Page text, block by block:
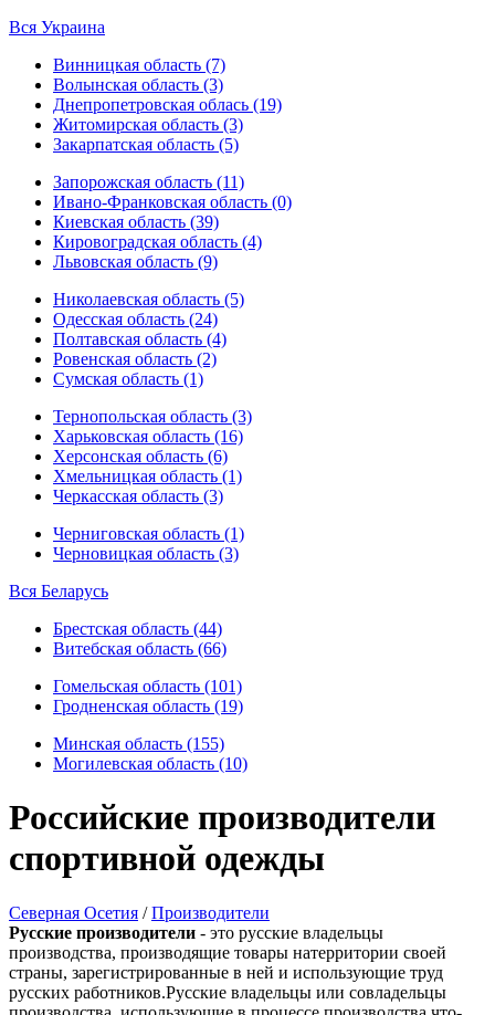
Вся Украина
Винницкая область (7)
Волынская область (3)
Днепропетровская облась (19)
Житомирская область (3)
Закарпатская область (5)
Запорожская область (11)
Ивано-Франковская область (0)
Киевская область (39)
Кировоградская область (4)
Львовская область (9)
Николаевская область (5)
Одесская область (24)
Полтавская область (4)
Ровенская область (2)
Сумская область (1)
Тернопольская область (3)
Харьковская область (16)
Херсонская область (6)
Хмельницкая область (1)
Черкасская область (3)
Черниговская область (1)
Черновицкая область (3)
Вся Беларусь
Брестская область (44)
Витебская область (66)
Гомельская область (101)
Гродненская область (19)
Минская область (155)
Могилевская область (10)
Российские производители
спортивной одежды
Северная Осетия /Производители
Русские производители - это русские владельцы
производства, производящие товары натерритории своей
страны, зарегистрированные в ней и использующие труд
русских работников.Русские владельцы или совладельцы